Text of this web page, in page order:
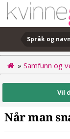
Språk og navn
» Samfunn og
Vil
Når man